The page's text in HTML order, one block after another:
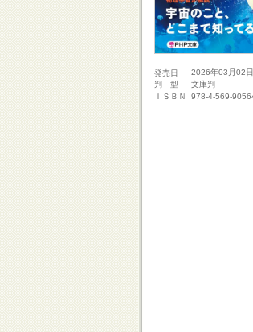
発売日
2026年03月02日
判 型
文庫判
ＩＳＢＮ
978-4-569-